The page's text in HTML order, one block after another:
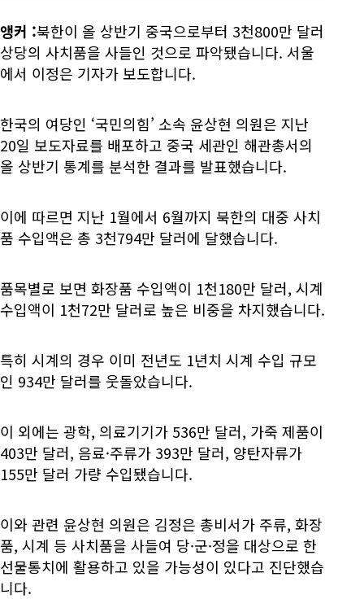
앵커 :북한이 올 상반기 중국으로부터 3천800만 달러
상당의 사치품을 사들인 것으로 파악됐습니다. 서울
에서 이정은 기자가 보도합니다.
한국의 여당인 ‘국민의힘’ 소속 윤상현 의원은 지난
20일 보도자료를 배포하고 중국 세관인 해관총서의
올 상반기 통계를 분석한 결과를 발표했습니다.
이에 따르면 지난 1월에서 6월까지 북한의 대중 사치
품 수입액은 총 3천794만 달러에 달했습니다.
품목별로 보면 화장품 수입액이 1천180만 달러, 시계
수입액이 1천72만 달러로 높은 비중을 차지했습니다.
특히 시계의 경우 이미 전년도 1년치 시계 수입 규모
인 934만 달러를 웃돌았습니다.
이 외에는 광학, 의료기기가 536만 달러, 가죽 제품이
403만 달러, 음료·주류가 393만 달러, 양탄자류가
155만 달러 가량 수입됐습니다.
이와 관련 윤상현 의원은 김정은 총비서가 주류, 화장
품, 시계 등 사치품을 사들여 당·군·정을 대상으로 한
선물통치에 활용하고 있을 가능성이 있다고 진단했습
니다.